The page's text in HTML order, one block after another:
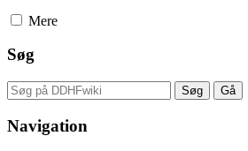
Mere
Søg
Navigation